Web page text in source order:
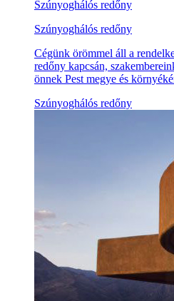
Szúnyoghálós redőny
Szúnyoghálós redőny
Cégünk örömmel áll a
redőny kapcsán,
önnek Pest megye és
Szúnyoghálós redőny